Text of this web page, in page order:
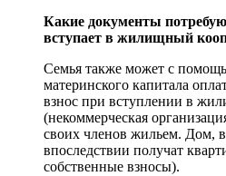
Какие документы
вступает в жилищный
Семья также может с
материнского капитала
взнос при вступлении в
(некоммерческая
своих членов жильем. Дом,
впоследствии получат
собственные взносы).